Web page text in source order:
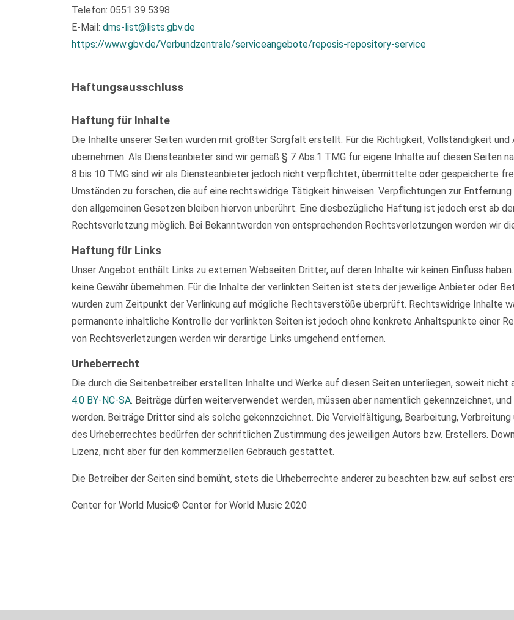
Telefon: 0551 39 5398
E-Mail: dms-list@lists.gbv.de
https://www.gbv.de/Verbundzentrale/serviceangebote/reposis-repository-service
Haftungsausschluss
Haftung für Inhalte
Die Inhalte unserer Seiten wurden mit größter Sorgfalt erstellt. Für die Richtigkeit, Vollständigkeit
übernehmen. Als Diensteanbieter sind wir gemäß § 7 Abs.1 TMG für eigene Inhalte auf diesen Seiten
8 bis 10 TMG sind wir als Diensteanbieter jedoch nicht verpflichtet, übermittelte oder gespeicherte
Umständen zu forschen, die auf eine rechtswidrige Tätigkeit hinweisen. Verpflichtungen zur
den allgemeinen Gesetzen bleiben hiervon unberührt. Eine diesbezügliche Haftung ist jedoch erst ab
Rechtsverletzung möglich. Bei Bekanntwerden von entsprechenden Rechtsverletzungen werden wir
Haftung für Links
Unser Angebot enthält Links zu externen Webseiten Dritter, auf deren Inhalte wir keinen Einfluss
keine Gewähr übernehmen. Für die Inhalte der verlinkten Seiten ist stets der jeweilige Anbieter oder
wurden zum Zeitpunkt der Verlinkung auf mögliche Rechtsverstöße überprüft. Rechtswidrige Inhalte
permanente inhaltliche Kontrolle der verlinkten Seiten ist jedoch ohne konkrete Anhaltspunkte einer
von Rechtsverletzungen werden wir derartige Links umgehend entfernen.
Urheberrecht
Die durch die Seitenbetreiber erstellten Inhalte und Werke auf diesen Seiten unterliegen, soweit nicht
4.0 BY-NC-SA. Beiträge dürfen weiterverwendet werden, müssen aber namentlich gekennzeichnet,
werden. Beiträge Dritter sind als solche gekennzeichnet. Die Vervielfältigung, Bearbeitung,
des Urheberrechtes bedürfen der schriftlichen Zustimmung des jeweiligen Autors bzw. Erstellers.
Lizenz, nicht aber für den kommerziellen Gebrauch gestattet.
Die Betreiber der Seiten sind bemüht, stets die Urheberrechte anderer zu beachten bzw. auf selbst
Center for World Music© Center for World Music 2020